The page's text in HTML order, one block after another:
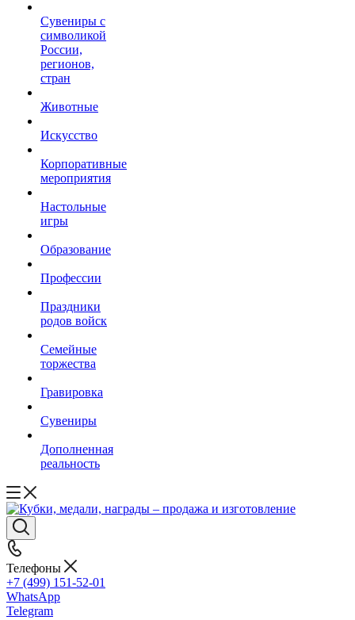
Сувениры с
символикой
России,
регионов,
стран
Животные
Искусство
Корпоративные
мероприятия
Настольные
игры
Образование
Профессии
Праздники
родов войск
Семейные
торжества
Гравировка
Сувениры
Дополненная
реальность
Телефоны
+7 (499) 151-52-01
WhatsApp
Telegram